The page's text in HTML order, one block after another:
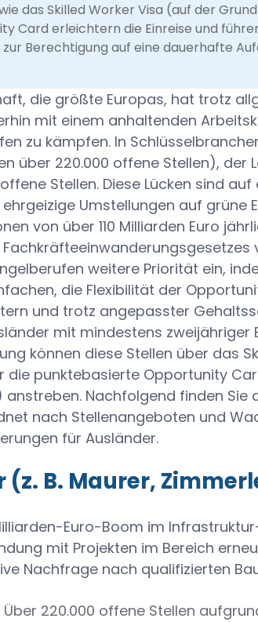
das Skilled Worker Visa (auf der
Card erleichtern die Einreise und
Berechtigung auf eine dauerhafte
die größte Europas, hat trotz
mit einem anhaltenden
zu kämpfen. In
über 220.000 offene Stellen), der
Stellen. Diese Lücken sind
Umstellungen auf grüne
von über 110 Milliarden Euro
weitere Priorität ein,
die Flexibilität der
und trotz angepasster
mit mindestens zweijähriger
können diese Stellen über das
die punktebasierte Opportunity
Nachfolgend finden Sie
nach Stellenangeboten und
für Ausländer.
(z. B. Maurer,
Euro-Boom im
mit Projekten im Bereich
Nachfrage nach qualifizierten
Über 220.000 offene Stellen